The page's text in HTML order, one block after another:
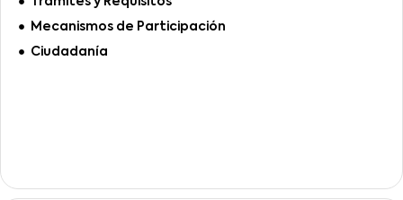
Mecanismos de Participación
Ciudadanía